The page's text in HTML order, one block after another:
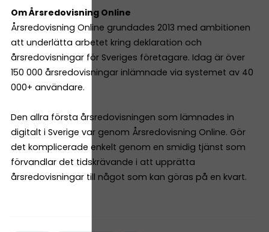
Om Årsredovisning Online
Årsredovisning Online grundades 2013 med ambitionen
att underlätta arbetet kring deklaration och
årsredovisningar för Sveriges företagare. Idag är över
150 000 årsredovisningar inlämnade via systemet av 40
000+ användare.
Den allra första årsredovisningen som lämnades in
digitalt i Sverige var genom Årsredovisning Online. Gör
det komplicerade enkelt genom en smidig tjänst som
förvandlar det tidskrävande i att upprätta
årsredovisningar till något som kan göras på en kvart.